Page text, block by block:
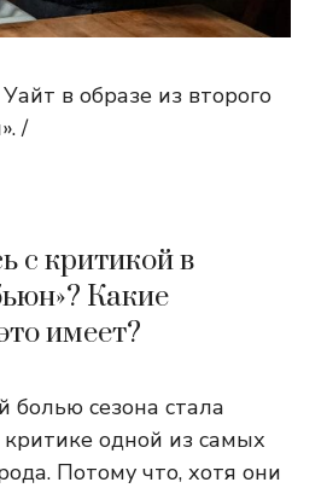
в образе из второго
/
с критикой в
Какие
имеет?
болью сезона стала
критике одной из самых
Потому что, хотя они